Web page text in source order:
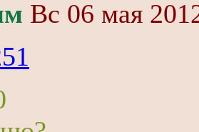
Вс 06 мая